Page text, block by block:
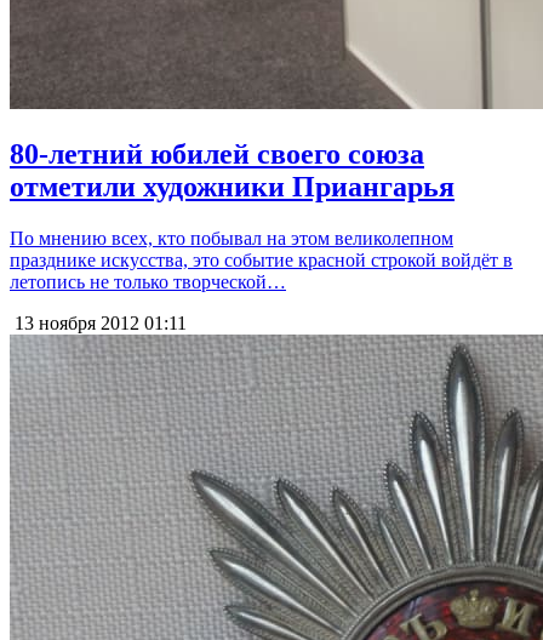
80-летний юбилей своего союза
отметили художники Приангарья
По мнению всех, кто побывал на этом великолепном
празднике искусства, это событие красной строкой войдёт в
летопись не только творческой…
13 ноября 2012 01:11